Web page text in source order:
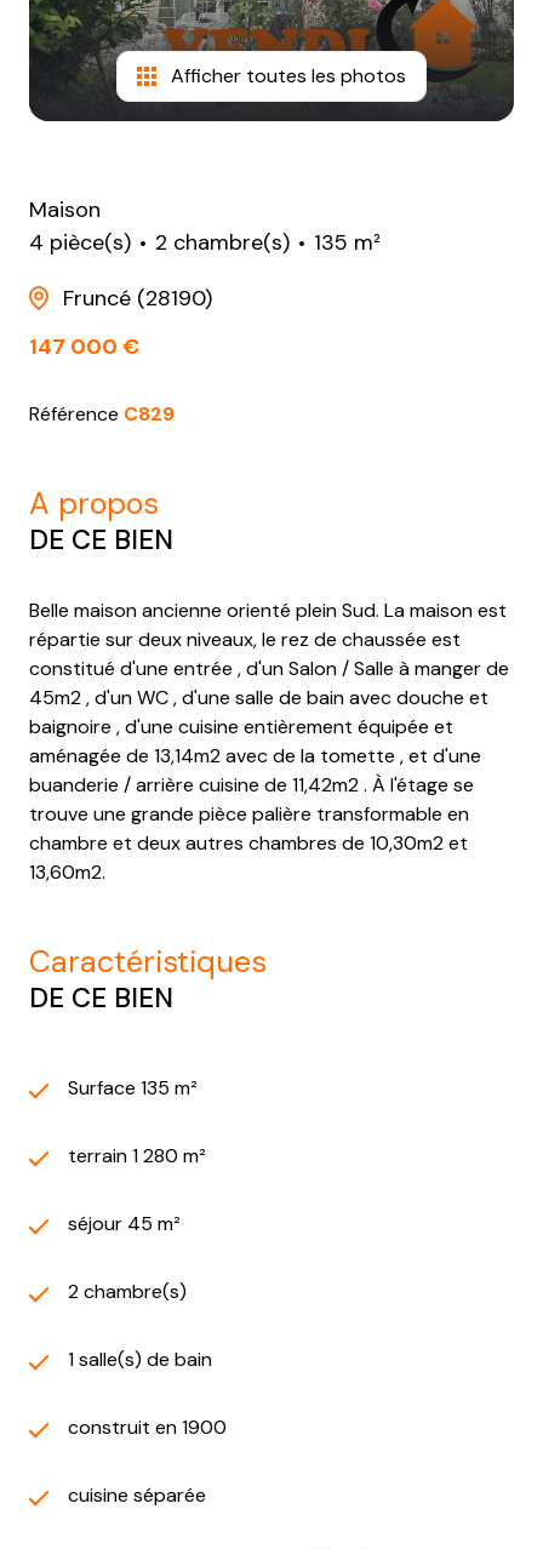
Afficher toutes les photos
Maison
4 pièce(s)
2 chambre(s)
135 m²
Fruncé (28190)
147 000 €
Référence C829
a propos
DE CE BIEN
Belle maison ancienne orienté plein Sud. La maison est
répartie sur deux niveaux, le rez de chaussée est
constitué d'une entrée , d'un Salon / Salle à manger de
45m2 , d'un WC , d'une salle de bain avec douche et
baignoire , d'une cuisine entièrement équipée et
aménagée de 13,14m2 avec de la tomette , et d'une
buanderie / arrière cuisine de 11,42m2 . À l'étage se
trouve une grande pièce palière transformable en
chambre et deux autres chambres de 10,30m2 et
13,60m2.
caractéristiques
DE CE BIEN
Surface 135 m²
terrain 1 280 m²
séjour 45 m²
2 chambre(s)
1 salle(s) de bain
construit en 1900
cuisine séparée